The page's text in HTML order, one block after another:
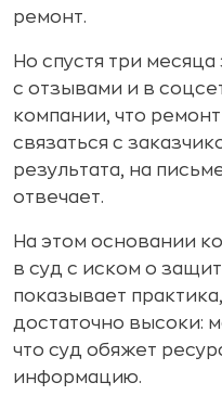
ремонт.
Но спустя три
с отзывами и в
компании, что
связаться с
результата, на
отвечает.
На этом основании
в суд с иском о
показывает
достаточно высоки:
что суд обяжет
информацию.